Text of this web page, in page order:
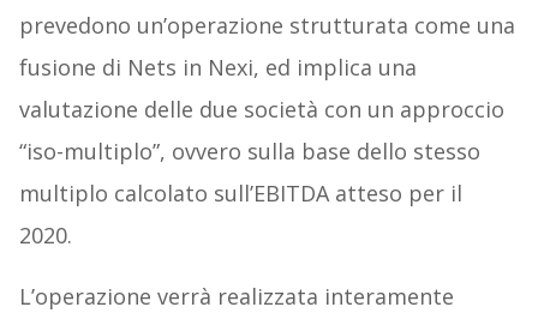
prevedono un’operazione strutturata come una
fusione di Nets in Nexi, ed implica una
valutazione delle due società con un approccio
“iso-multiplo”, ovvero sulla base dello stesso
multiplo calcolato sull’EBITDA atteso per il
2020.
L’operazione verrà realizzata interamente